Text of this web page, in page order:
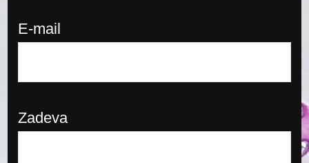
E-mail
Zadeva